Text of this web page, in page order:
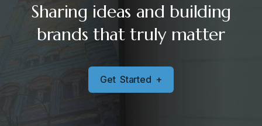
Riforma Doganale 2024 +
Sharing ideas and building
brands that truly matter
Get Started +